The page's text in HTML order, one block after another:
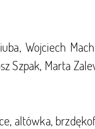
Wojciech
Szpak, Marta
altówka,